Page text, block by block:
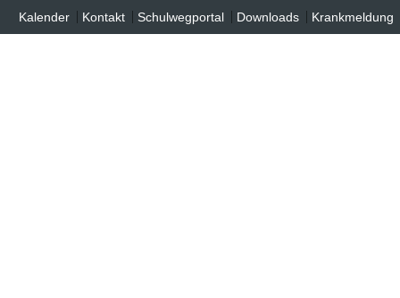
springen
Kalender Kontakt Schulwegportal Downloads Krankmeldung